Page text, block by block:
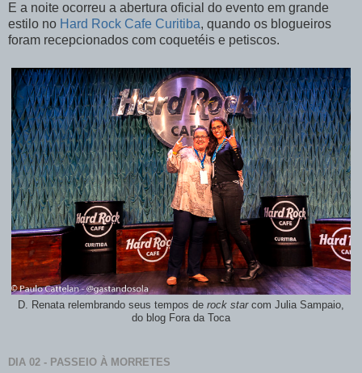
E a noite ocorreu a abertura oficial do evento em grande
estilo no Hard Rock Cafe Curitiba, quando os blogueiros
foram recepcionados com coquetéis e petiscos.
D. Renata relembrando seus tempos de rock starcom Julia Sampaio,
do blog Fora da Toca
DIA 02 - PASSEIO À MORRETES